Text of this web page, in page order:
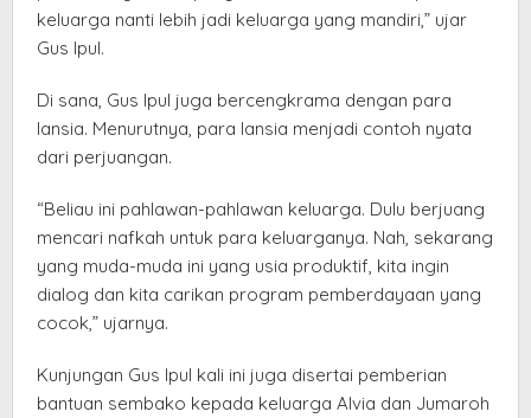
keluarga nanti lebih jadi keluarga yang mandiri,” ujar
Gus Ipul.
Di sana, Gus Ipul juga bercengkrama dengan para
lansia. Menurutnya, para lansia menjadi contoh nyata
dari perjuangan.
“Beliau ini pahlawan-pahlawan keluarga. Dulu berjuang
mencari nafkah untuk para keluarganya. Nah, sekarang
yang muda-muda ini yang usia produktif, kita ingin
dialog dan kita carikan program pemberdayaan yang
cocok,” ujarnya.
Kunjungan Gus Ipul kali ini juga disertai pemberian
bantuan sembako kepada keluarga Alvia dan Jumaroh